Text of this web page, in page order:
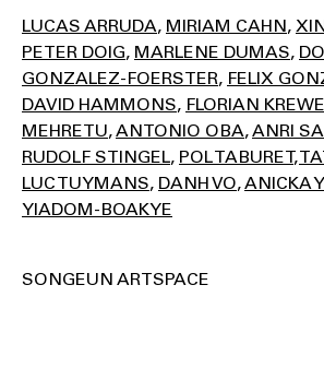
LUCAS ARRUDA MIRIAM CAHN
PETER DOIG MARLENE DUMAS
GONZALEZ-FOERSTER FELIX
DAVID HAMMONS FLORIAN
MEHRETU ANTONIO OBA ANRI
RUDOLF STINGEL POL TABURET
LUC TUYMANS DANH VO ANICKA
YIADOM-BOAKYE
SONGEUN ARTSPACE